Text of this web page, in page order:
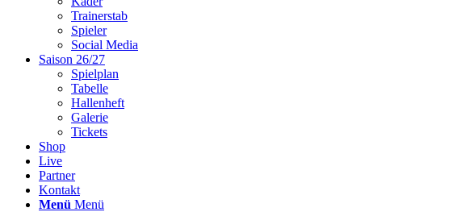
Trainerstab
Spieler
Social Media
Saison 26/27
Spielplan
Tabelle
Hallenheft
Galerie
Tickets
Shop
Live
Partner
Kontakt
Menü Menü